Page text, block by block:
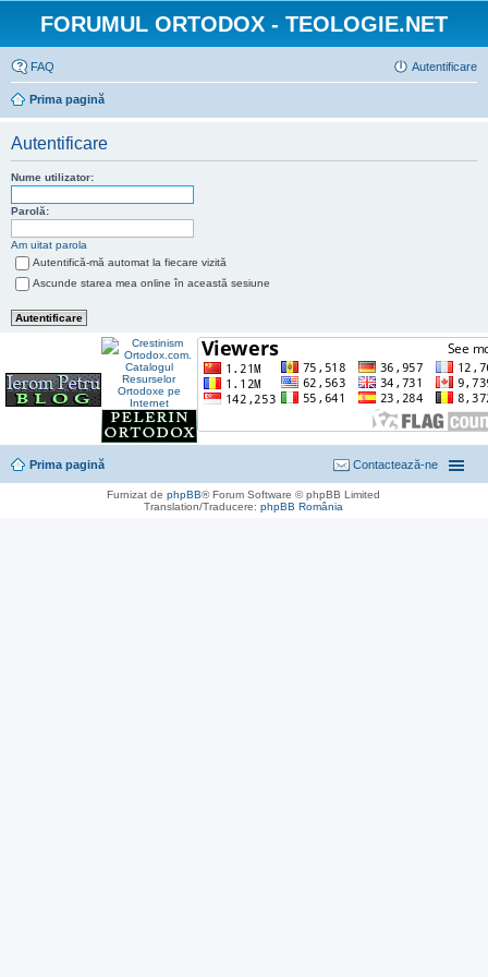
FORUMUL ORTODOX - TEOLOGIE.NET
FAQ Autentificare
Prima pagină
Autentificare
Nume utilizator:
Parolă:
Am uitat parola
Autentifică-mă automat la fiecare vizită
Ascunde starea mea online în această sesiune
Prima pagină Contactează-ne
Furnizat dephpBB® Forum Software © phpBB Limited
Translation/Traducere:phpBB România